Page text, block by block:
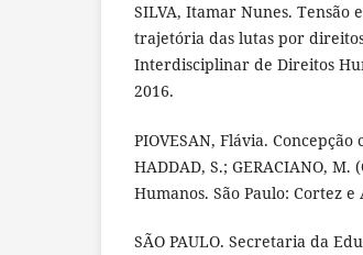
SILVA, Itamar Nunes.
trajetória das lutas por
Interdisciplinar de Direitos
2016.
PIOVESAN, Flávia.
HADDAD, S.; GERACIANO,
Humanos. São Paulo: Cortez
SÃO PAULO. Secretaria da